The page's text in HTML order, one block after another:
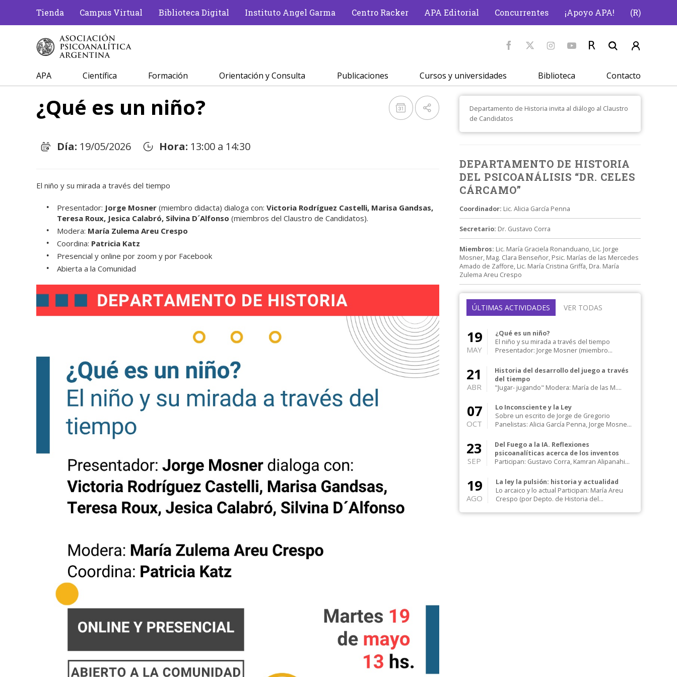
Tienda Campus Virtual Biblioteca Digital Instituto Angel Garma Centro Racker APA Editorial Concurrentes ¡Apoyo APA! (R)
APA Científica Formación Orientación y Consulta Publicaciones Cursos y universidades Biblioteca Contacto
¿Qué es un niño?
Día: 19/05/2026 Hora: 13:00 a 14:30
El niño y su mirada a través del tiempo
Presentador: Jorge Mosner (miembro didacta) dialoga con: Victoria Rodríguez Castelli, Marisa Gandsas,
Teresa Roux, Jesica Calabró, Silvina D´Alfonso (miembros del Claustro de Candidatos).
Modera: María Zulema Areu Crespo
Coordina: Patricia Katz
Presencial y online por zoom y por Facebook
Abierta a la Comunidad
Departamento de Historia invita al diálogo al Claustro
de Candidatos
DEPARTAMENTO DE HISTORIA
DEL PSICOANÁLISIS “DR. CELES
CÁRCAMO”
Coordinador: Lic. Alicia García Penna
Secretario: Dr. Gustavo Corra
Miembros: Lic. María Graciela Ronanduano, Lic. Jorge
Mosner, Mag. Clara Benseñor, Psic. Marías de las Mercedes
Amado de Zaffore, Lic. María Cristina Griffa, Dra. María
Zulema Areu Crespo
ÚLTIMAS ACTIVIDADES VER TODAS
19
MAY
¿Qué es un niño?
El niño y su mirada a través del tiempo
Presentador: Jorge Mosner (miembro
21
ABR
Historia del desarrollo del juego a través
del tiempo
"Jugar- jugando" Modera: María de las M.
07
OCT
Lo Inconsciente y la Ley
Sobre un escrito de Jorge de Gregorio
Panelistas: Alicia García Penna, Jorge Mosner
23
SEP
Del Fuego a la IA. Reflexiones
psicoanalíticas acerca de los inventos
Participan: Gustavo Corra, Kamran Alipanahi
19
AGO
La ley la pulsión: historia y actualidad
Lo arcaico y lo actual Participan: María Areu
Crespo (por Depto. de Historia del